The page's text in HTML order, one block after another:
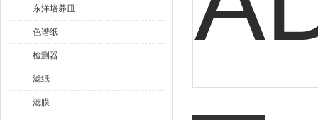
东洋培养皿
色谱纸
检测器
滤纸
滤膜